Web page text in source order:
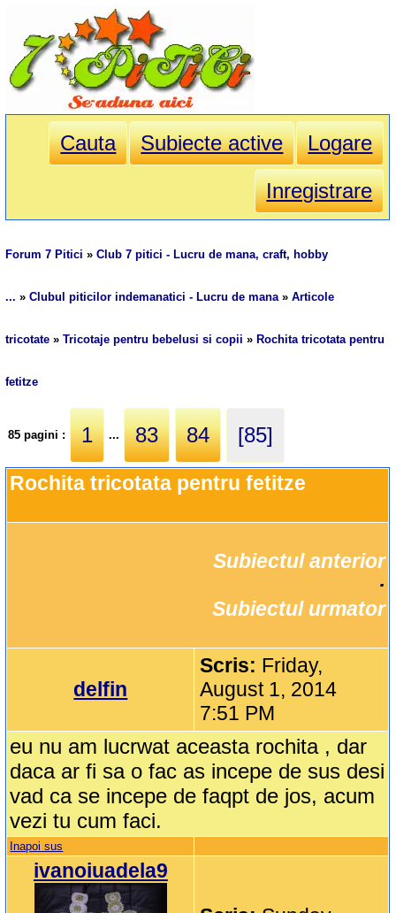
Cauta Subiecte active
Logare
Inregistrare
Forum 7 Pitici »Club 7 pitici - Lucru de mana, craft, hobby
... »Clubul piticilor indemanatici - Lucru de mana»Articole
tricotate »Tricotaje pentru bebelusi si copii » Rochita tricotata pentru
fetitze
85 pagini : 1 ... 83 84 [85]
Rochita tricotata pentru fetitze
Subiectul anterior
Subiectul urmator
delfin
Scris: Friday,
August 1, 2014
7:51 PM
eu nu am lucrwat aceasta rochita , dar
daca ar fi sa o fac as incepe de sus desi
vad ca se incepe de faqpt de jos, acum
vezi tu cum faci.
Inapoi sus
ivanoiuadela9